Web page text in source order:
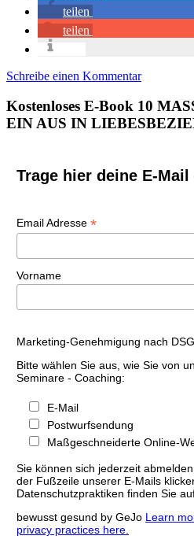
teilen
teilen
Schreibe einen Kommentar
Kostenloses E-Book 10
EIN AUS IN
Trage hier deine E-Mail
Email Adresse *
Vorname
Marketing-Genehmigung nach
Bitte wählen Sie aus, wie Sie von
Seminare - Coaching:
E-Mail
Postwurfsendung
Maßgeschneiderte Online-
Sie können sich jederzeit
der Fußzeile unserer E-Mails
Datenschutzpraktiken finden Sie
bewusst gesund by GeJo Learn
privacy practices here.